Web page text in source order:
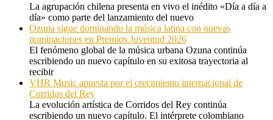
La agrupación chilena presenta en vivo el inédito «Día a día a
día» como parte del lanzamiento del nuevo
Ozuna sigue dominando la música latina con nuevas
nominaciones en Premios Juventud 2026
El fenómeno global de la música urbana Ozuna continúa
escribiendo un nuevo capítulo en su exitosa trayectoria al
recibir
VHR Music apuesta por el crecimiento internacional de
Corridos del Rey
La evolución artística de Corridos del Rey continúa
escribiendo un nuevo capítulo. El intérprete colombiano